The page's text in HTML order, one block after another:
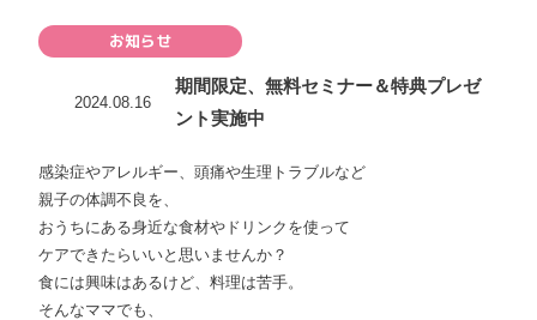
お知らせ
2024.08.16
期間限定、無料セミナー＆特典プレゼ
ント実施中
感染症やアレルギー、頭痛や生理トラブルなど
親子の体調不良を、
おうちにある身近な食材やドリンクを使って
ケアできたらいいと思いませんか？
食には興味はあるけど、料理は苦手。
そんなママでも、